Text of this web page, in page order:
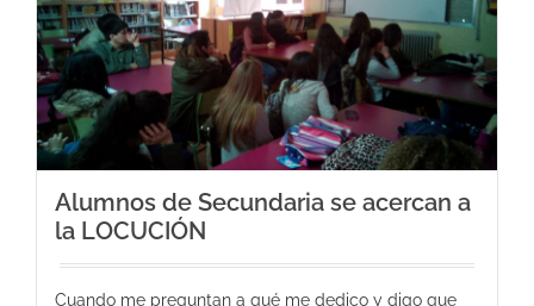
Alumnos de Secundaria se acercan a
la LOCUCIÓN
Cuando me preguntan a qué me dedico y digo que